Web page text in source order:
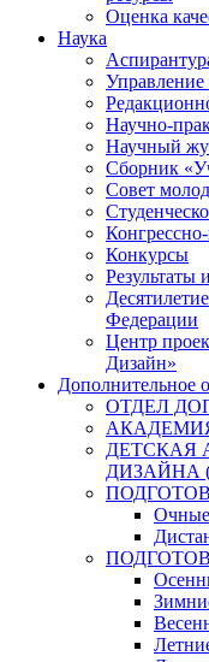
Оценка
Наука
Управление
Научно-
Научный
Сборник
Совет
Конкурсы
Результаты
Федерации
Центр
Дизайн»
Дополнительное
ОТДЕЛ
ДЕТСКАЯ
ДИЗАЙНА
Очные